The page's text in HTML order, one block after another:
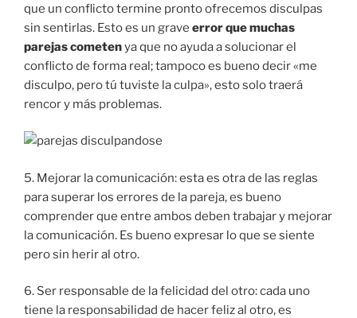
que un conflicto termine pronto ofrecemos disculpas
sin sentirlas. Esto es un grave error que muchas
parejas cometenya que no ayuda a solucionar el
conflicto de forma real; tampoco es bueno decir «me
disculpo, pero tú tuviste la culpa», esto solo traerá
rencor y más problemas.
5. Mejorar la comunicación: esta es otra de las reglas
para superar los errores de la pareja, es bueno
comprender que entre ambos deben trabajar y mejorar
la comunicación. Es bueno expresar lo que se siente
pero sin herir al otro.
6. Ser responsable de la felicidad del otro: cada uno
tiene la responsabilidad de hacer feliz al otro, es